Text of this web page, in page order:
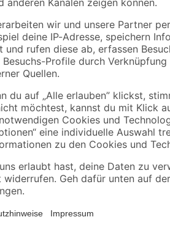
W 1600 lm warmweiß
IP 44 17 x 16,5 x 18,3
cm
14,7 W
UV-beständigem Kunststoff
Tag)
Der
einer
und